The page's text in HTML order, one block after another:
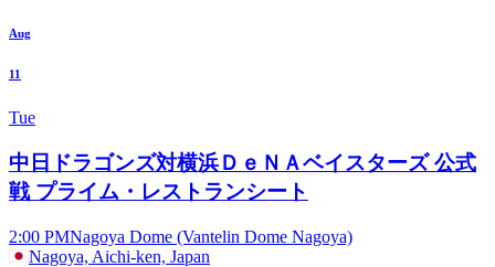
Aug
11
Tue
中日ドラゴンズ対横浜ＤｅＮＡベイスターズ 公式
戦 プライム・レストランシート
2:00 PMNagoya Dome (Vantelin Dome Nagoya)
Nagoya, Aichi-ken, Japan